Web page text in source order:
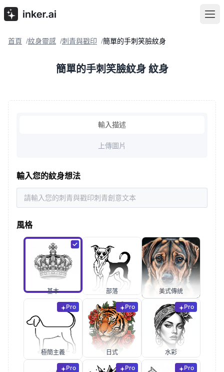
首頁 /紋身靈感 /刺青與戳印 /簡單的手刺笑臉紋身
簡單的手刺笑臉紋身 紋身
輸入描述
上傳圖片
輸入您的紋身想法
風格
基本 部落 美式傳統
Pro
極簡主義
Pro
日式
Pro
水彩
Pro Pro Pro